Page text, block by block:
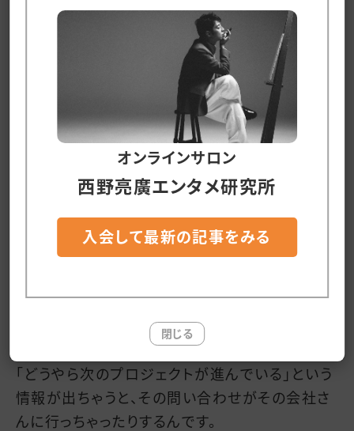
プロセスの発信の線引き
「なぜ、プロセスを発信しないのか？」と自問自答
した時に、パッと出てきた答えは二つ。
一つ目は、「情報発信の足並みを揃えないと先方
に迷惑がかかる」というもの。
これは実際にあって、先方は今は表では別のプロ
ジェクトをプロモーションしている最中なのに(そ
こに、なるべく多くのリソースを割きたいのに)、
「どうやら次のプロジェクトが進んでいる」という
情報が出ちゃうと、その問い合わせがその会社さ
んに行っちゃったりするんです。
オンラインサロン
西野亮廣エンタメ研究所
入会して最新の記事をみる
閉じる